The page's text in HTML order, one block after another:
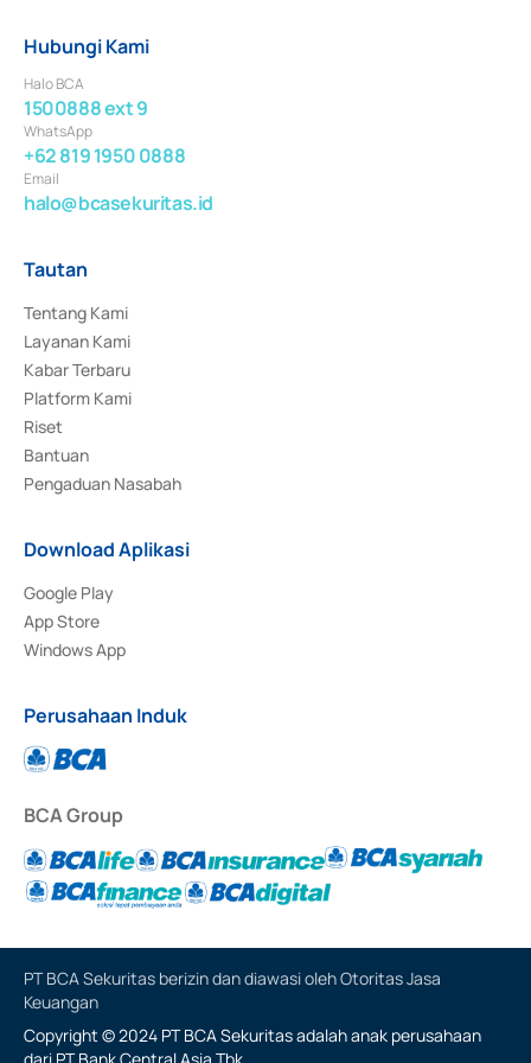
Hubungi Kami
Halo BCA
1500888 ext 9
WhatsApp
+62 819 1950 0888
Email
halo@bcasekuritas.id
Tautan
Tentang Kami
Layanan Kami
Kabar Terbaru
Platform Kami
Riset
Bantuan
Pengaduan Nasabah
Download Aplikasi
Google Play
App Store
Windows App
Perusahaan Induk
BCA Group
PT BCA Sekuritas berizin dan diawasi oleh Otoritas Jasa
Keuangan
Copyright © 2024 PT BCA Sekuritas adalah anak perusahaan